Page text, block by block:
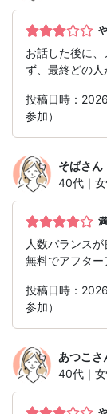
お話した後に
ず、最終どの人
投稿日時：
参加）
そばさん
40代｜
人数バランスが
無料でアフター
投稿日時：
参加）
あつこ さ
40代｜